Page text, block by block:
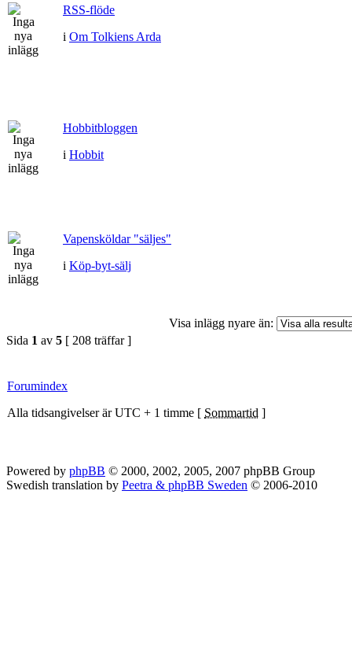
RSS-flöde
i Om Tolkiens Arda
Hobbitbloggen
i Hobbit
Vapensköldar "säljes"
i Köp-byt-sälj
Visa inlägg nyare än:
Sida 1 av 5 [ 208 träffar ]
Forumindex
Alla tidsangivelser är UTC + 1 timme [ Sommartid ]
Powered by phpBB © 2000, 2002, 2005, 2007 phpBB Group
Swedish translation by Peetra & phpBB Sweden © 2006-2010